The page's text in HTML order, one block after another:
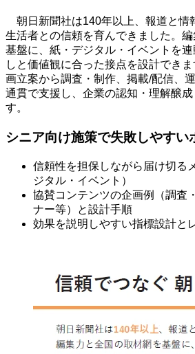
朝日新聞社は140年以上、報道と情
生活者との信頼を育んできました。
基盤に、紙・デジタル・イベントを
しと価値観に合った接点を設計でき
画立案から調査・制作、掲載/配信、
通貫で支援し、企業の認知・理解醸
す。
シニア向け施策で失敗しやすい
信頼性を担保しながら届け切る
ジタル・イベント）
協賛コンテンツの企画例（調査
ナー等）と設計手順
効果を説明しやすい指標設計と